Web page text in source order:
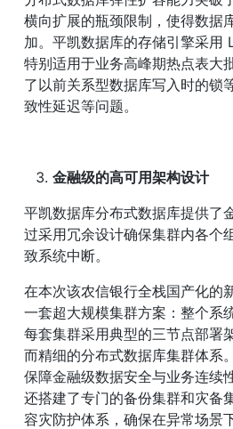
横向扩展的瓶颈限制，使得数据
加。平凯数据库的存储引擎采用
特别适用于业务高峰期热点表大
了以前关系型数据库写入时的锁
致性延迟等问题。
金融级的高可用架构设计
平凯数据库分布式数据库提供了
过采用冗余设计确保集群内各个
致系统中断。
在本次该农信银行全栈国产化的
一套超大规模集群方案：整个系
每套集群采用典型的三节点部署
而精细的分布式数据库集群体系
保障金融级数据安全与业务连续
还搭建了专门的备份集群和灾备
容灾防护体系，确保在异常场景